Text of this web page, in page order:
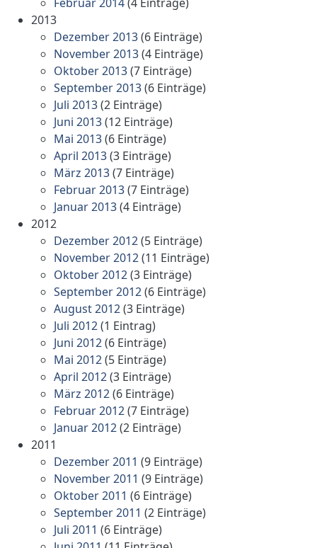
2013
Dezember 2013(6 Einträge)
November 2013(4 Einträge)
Oktober 2013(7 Einträge)
September 2013(6 Einträge)
Juli 2013(2 Einträge)
Juni 2013(12 Einträge)
Mai 2013(6 Einträge)
April 2013(3 Einträge)
März 2013(7 Einträge)
Februar 2013(7 Einträge)
Januar 2013(4 Einträge)
2012
Dezember 2012(5 Einträge)
November 2012(11 Einträge)
Oktober 2012(3 Einträge)
September 2012(6 Einträge)
August 2012(3 Einträge)
Juli 2012(1 Eintrag)
Juni 2012(6 Einträge)
Mai 2012(5 Einträge)
April 2012(3 Einträge)
März 2012(6 Einträge)
Februar 2012(7 Einträge)
Januar 2012(2 Einträge)
2011
Dezember 2011 (9 Einträge)
November 2011 (9 Einträge)
Oktober 2011 (6 Einträge)
September 2011 (2 Einträge)
Juli 2011 (6 Einträge)